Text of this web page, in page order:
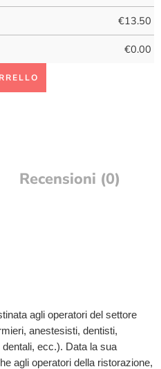
€13.50
€0.00
Recensioni (0)
agli operatori del settore
anestesisti, dentisti,
ecc.). Data la sua
agli operatori della ristorazione,